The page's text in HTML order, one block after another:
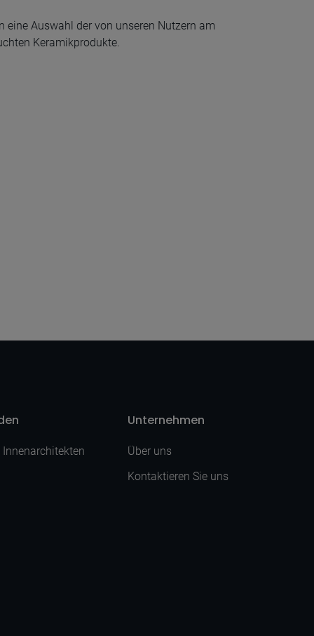
eine Auswahl der von unseren Nutzern am
Keramikprodukte.
Unternehmen
Über uns
Kontaktieren Sie uns